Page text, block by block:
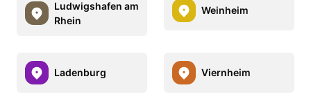
Ludwigshafen am
Rhein
Weinheim
Ladenburg Viernheim